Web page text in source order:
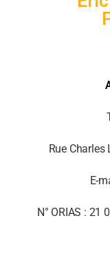
Rue Charles
E-
N° ORIAS : 21